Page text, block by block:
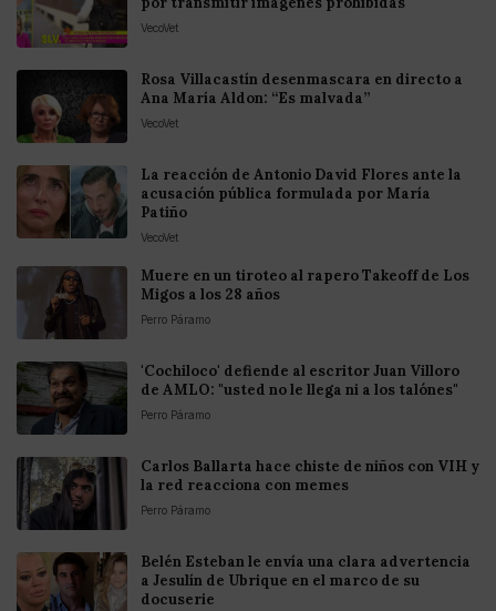
VecoVet
Rosa Villacastín desenmascara en directo a
Ana María Aldon: “Es malvada”
VecoVet
La reacción de Antonio David Flores ante la
acusación pública formulada por María
Patiño
VecoVet
Muere en un tiroteo al rapero Takeoff de Los
Migos a los 28 años
Perro Páramo
'Cochiloco' defiende al escritor Juan Villoro
de AMLO: "usted no le llega ni a los talónes"
Perro Páramo
Carlos Ballarta hace chiste de niños con VIH y
la red reacciona con memes
Perro Páramo
Belén Esteban le envía una clara advertencia
a Jesulín de Ubrique en el marco de su
docuserie